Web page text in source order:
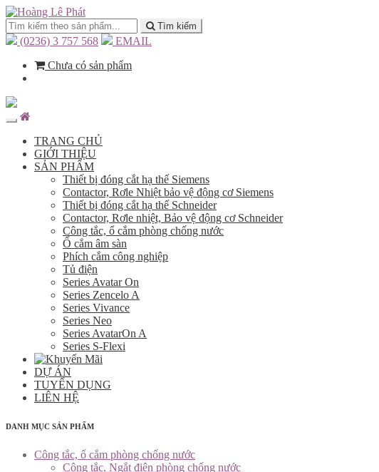
Tìm kiếm
(0236) 3 757 568
EMAIL
Chưa có sản phẩm
TRANG CHỦ
GIỚI THIỆU
SẢN PHẨM
Thiết bị đóng cắt hạ thế Siemens
Contactor, Rơle Nhiệt bảo vệ động cơ Siemens
Thiết bị đóng cắt hạ thế Schneider
Contactor, Rơle nhiệt, Bảo vệ động cơ Schneider
Công tắc, ổ cắm phòng chống nước
Ổ cắm âm sàn
Phích cắm công nghiệp
Tủ điện
Series Avatar On
Series Zencelo A
Series Vivance
Series Neo
Series AvatarOn A
Series S-Flexi
DỰ ÁN
TUYỂN DỤNG
LIÊN HỆ
DANH MỤC SẢN PHẨM
Công tắc, ổ cắm phòng chống nước
Công tắc, Ngắt điện phòng chống nước